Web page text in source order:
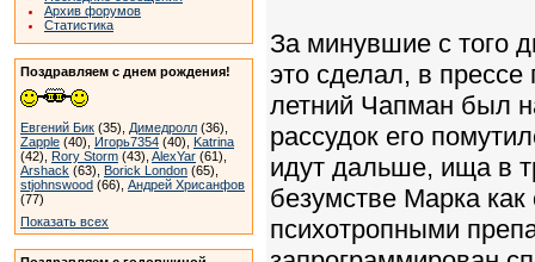
Архив форумов
Статистика
Поздравляем с днем рождения!
Евгений Бик (35), Димедролл (36),
Zapple (40), Игорь7354 (40), Katrina
(42), Rory Storm (43), AlexYar (61),
Arshack (63), Borick London (65),
stjohnswood (66), Андрей Хрисанфов
(77)
Показать всех
За минувшие с того
это сделал, в
летний Чапман был
рассудок его
идут дальше, ища в
безумстве Марка
психотропными